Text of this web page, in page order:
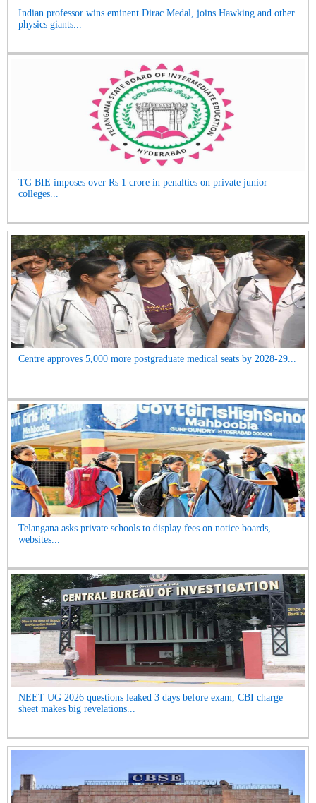
Indian professor wins eminent Dirac Medal, joins Hawking and other
physics giants...
TG BIE imposes over Rs 1 crore in penalties on private junior
colleges...
Centre approves 5,000 more postgraduate medical seats by 2028-29...
Telangana asks private schools to display fees on notice boards,
websites...
NEET UG 2026 questions leaked 3 days before exam, CBI charge
sheet makes big revelations...